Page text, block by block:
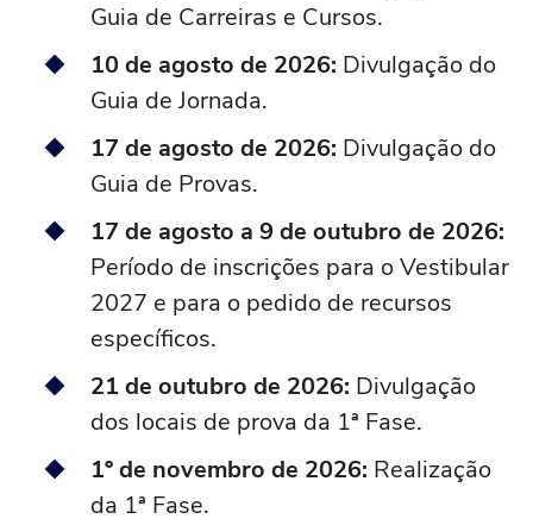
Guia de Carreiras e Cursos.
10 de agosto de 2026: Divulgação do
Guia de Jornada.
17 de agosto de 2026: Divulgação do
Guia de Provas.
17 de agosto a 9 de outubro de 2026:
Período de inscrições para o Vestibular
2027 e para o pedido de recursos
específicos.
21 de outubro de 2026: Divulgação
dos locais de prova da 1ª Fase.
1º de novembro de 2026: Realização
da 1ª Fase.